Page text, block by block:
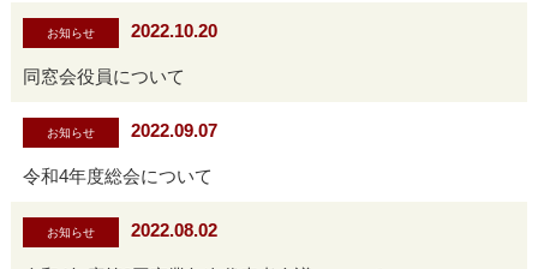
お知らせ 2022.10.20
同窓会役員について
お知らせ 2022.09.07
令和4年度総会について
お知らせ 2022.08.02